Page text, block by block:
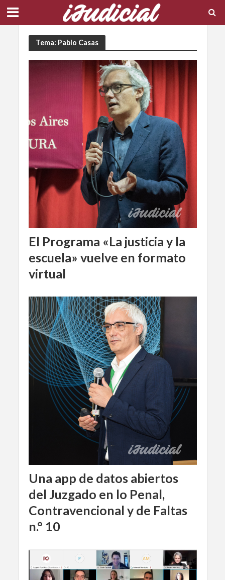
Tema: Pablo Casas
El Programa «La justicia y la
escuela» vuelve en formato
virtual
Una app de datos abiertos
del Juzgado en lo Penal,
Contravencional y de Faltas
n.° 10